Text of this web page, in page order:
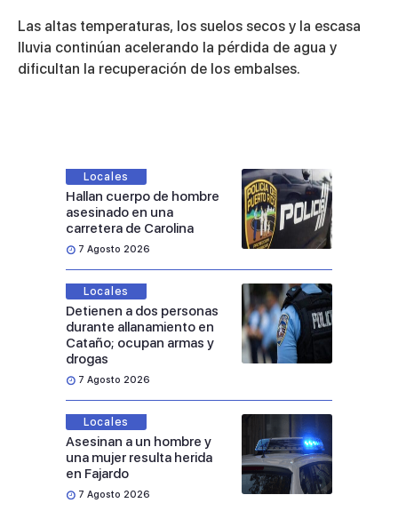
Las altas temperaturas, los suelos secos y la escasa
lluvia continúan acelerando la pérdida de agua y
dificultan la recuperación de los embalses.
Locales
Hallan cuerpo de hombre
asesinado en una
carretera de Carolina
7 Agosto 2026
Locales
Detienen a dos personas
durante allanamiento en
Cataño; ocupan armas y
drogas
7 Agosto 2026
Locales
Asesinan a un hombre y
una mujer resulta herida
en Fajardo
7 Agosto 2026